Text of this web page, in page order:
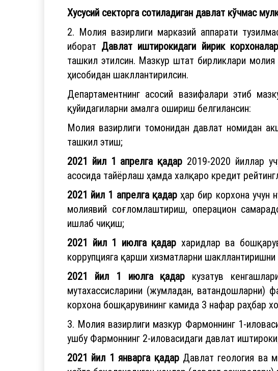
Хусусий секторга сотиладиган давлат кўчмас
2. Молия вазирлиги марказий аппарати
иборат Давлат иштирокидаги йирик
ташкил этилсин. Мазкур штат бирликлари
ҳисобидан шакллантирилсин.
Департаментнинг асосий вазифалари этиб
қуйидагиларни амалга ошириш белгилансин:
Молия вазирлиги томонидан давлат номидан
ташкил этиш;
2021 йил 1 апрелга қадар 2019-2020 йиллар
асосида тайёрлаш ҳамда халқаро кредит
2021 йил 1 апрелга қадарҳар бир корхона учун
молиявий соғломлаштириш, операцион
ишлаб чиқиш;
2021 йил 1 июлга қадар харидлар ва
коррупцияга қарши хизматларни
2021 йил 1 июлга қадар кузатув
мутахассисларини (жумладан, ватандошларни)
корхона бошқарувининг камида 3 нафар раҳбар
3. Молия вазирлиги мазкур Фармоннинг 1-
ушбу Фармоннинг 2-иловасидаги давлат
2021 йил 1 январга қадарДавлат геология ва